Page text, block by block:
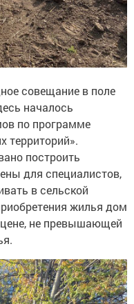
совещание в поле
началось
по программе
территорий».
построить
для специалистов,
в сельской
жилья дом
цене, не превышающей